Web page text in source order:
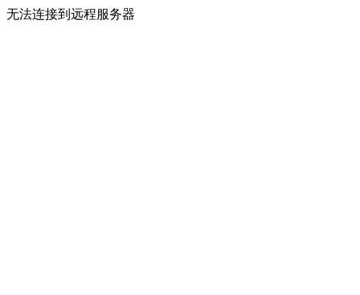
无法连接到远程服务器